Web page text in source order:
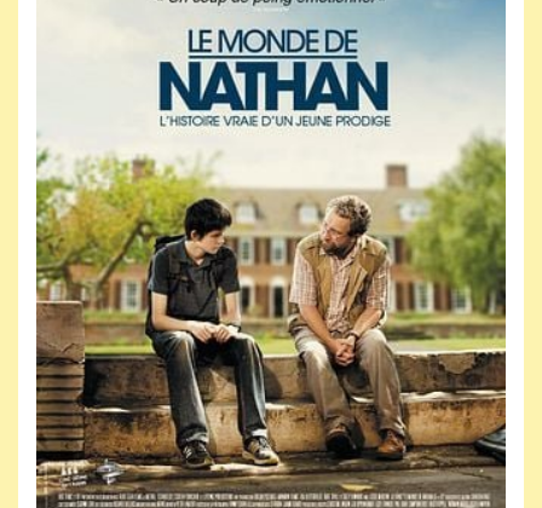
Jeudi 8 octobre 2026